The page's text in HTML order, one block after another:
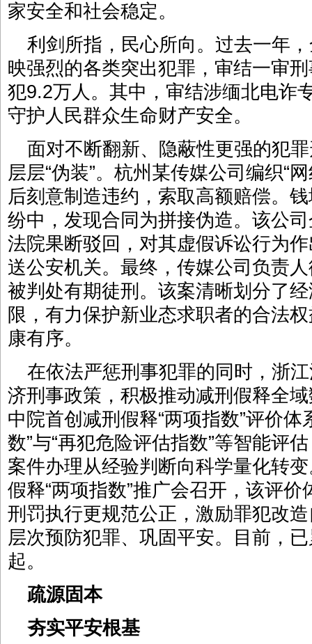
家安全和社会稳定。
利剑所指，民心所向。过去一年
映强烈的各类突出犯罪，审结一审
犯9.2万人。其中，审结涉缅北电诈
守护人民群众生命财产安全。
面对不断翻新、隐蔽性更强的犯
层层“伪装”。杭州某传媒公司编织“
后刻意制造违约，索取高额赔偿。
纷中，发现合同为拼接伪造。该公
法院果断驳回，对其虚假诉讼行为
送公安机关。最终，传媒公司负责
被判处有期徒刑。该案清晰划分了
限，有力保护新业态求职者的合法
康有序。
在依法严惩刑事犯罪的同时，浙
济刑事政策，积极推动减刑假释全
中院首创减刑假释“两项指数”评价
数”与“再犯危险评估指数”等智能评
案件办理从经验判断向科学量化转
假释“两项指数”推广会召开，该评
刑罚执行更规范公正，激励罪犯改
层次预防犯罪、巩固平安。目前，
起。
疏源固本
夯实平安根基